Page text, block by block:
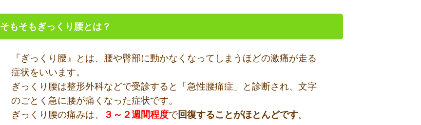
そもそもぎっくり腰とは？
『ぎっくり腰』とは、腰や臀部に動かなくなってしまうほどの激痛が走る
症状をいいます。
ぎっくり腰は整形外科などで受診すると「急性腰痛症」と診断され、文字
のごとく急に腰が痛くなった症状です。
ぎっくり腰の痛みは、
３～２週間程度で回復することがほとんどです。